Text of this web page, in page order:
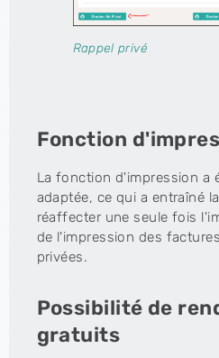
Rappel privé
Fonction
La fonction d'impression a
adaptée, ce qui a entraîné
réaffecter une seule fois
de l'impression des
privées.
Possibilité de
gratuits